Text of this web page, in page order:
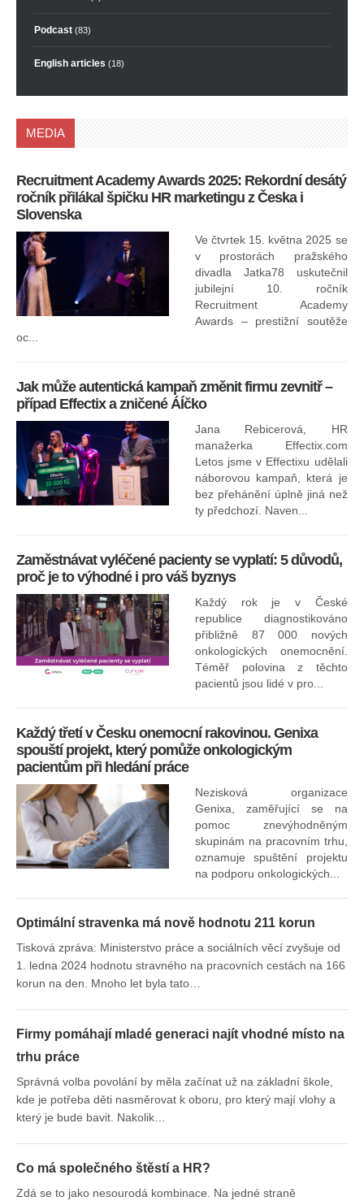
Podcast (83)
English articles (18)
MEDIA
Recruitment Academy Awards 2025: Rekordní desátý
ročník přilákal špičku HR marketingu z Česka i
Slovenska
Ve čtvrtek 15. května 2025 se
v prostorách pražského
divadla Jatka78 uskutečnil
jubilejní 10. ročník
Recruitment Academy
Awards – prestižní soutěže
oc...
Jak může autentická kampaň změnit firmu zevnitř –
případ Effectix a zničené ÁÍčko
Jana Rebicerová, HR
manažerka Effectix.com
Letos jsme v Effectixu udělali
náborovou kampaň, která je
bez přehánění úplně jiná než
ty předchozí. Naven...
Zaměstnávat vyléčené pacienty se vyplatí: 5 důvodů,
proč je to výhodné i pro váš byznys
Každý rok je v České
republice diagnostikováno
přibližně 87 000 nových
onkologických onemocnění.
Téměř polovina z těchto
pacientů jsou lidé v pro...
Každý třetí v Česku onemocní rakovinou. Genixa
spouští projekt, který pomůže onkologickým
pacientům při hledání práce
Nezisková organizace
Genixa, zaměřující se na
pomoc znevýhodněným
skupinám na pracovním trhu,
oznamuje spuštění projektu
na podporu onkologických...
Optimální stravenka má nově hodnotu 211 korun
Tisková zpráva: Ministerstvo práce a sociálních věcí zvyšuje od
1. ledna 2024 hodnotu stravného na pracovních cestách na 166
korun na den. Mnoho let byla tato…
Firmy pomáhají mladé generaci najít vhodné místo na
trhu práce
Správná volba povolání by měla začínat už na základní škole,
kde je potřeba děti nasměrovat k oboru, pro který mají vlohy a
který je bude bavit. Nakolik…
Co má společného štěstí a HR?
Zdá se to jako nesourodá kombinace. Na jedné straně